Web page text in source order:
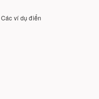
ví dụ điển